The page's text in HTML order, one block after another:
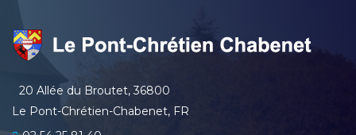
20 Allée du Broutet, 36800
Le Pont-Chrétien-Chabenet, FR